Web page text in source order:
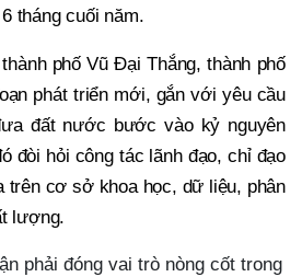
tháng cuối năm.
phố Vũ Đại Thắng, thành phố
phát triển mới, gắn với yêu cầu
đất nước bước vào kỷ nguyên
đòi hỏi công tác lãnh đạo, chỉ đạo
trên cơ sở khoa học, dữ liệu, phân
lượng.
phải đóng vai trò nòng cốt trong